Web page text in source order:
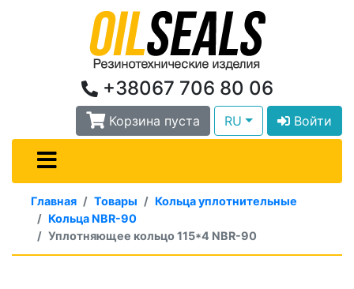
+38067 706 80 06
Корзина пуста RU Войти
Главная Товары
Кольца уплотнительные
Кольца NBR-90
Уплотняющее кольцо 115*4 NBR-90